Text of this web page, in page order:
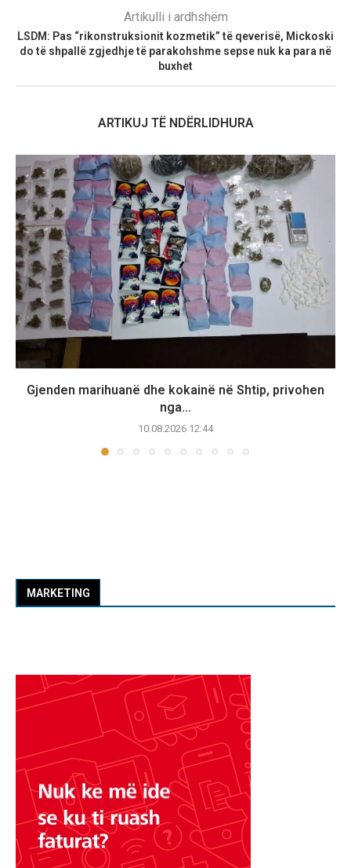
Artikulli i ardhshëm
LSDM: Pas “rikonstruksionit kozmetik” të qeverisë, Mickoski
do të shpallë zgjedhje të parakohshme sepse nuk ka para në
buxhet
ARTIKUJ TË NDËRLIDHURA
Gjenden marihuanë dhe kokainë në Shtip, privohen
nga...
10.08.2026 12:44
MARKETING